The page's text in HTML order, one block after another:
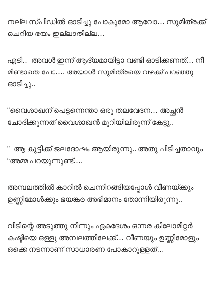
നല്ല സ്പീഡിൽ ഓടിച്ചു പോകുമോ ആവോ… സുമിത്രക്ക്
ചെറിയ ഭയം ഇല്ലാതില്ല…
എടി… അവൾ ഇന്ന് ആദ്യമായിട്ടാ വണ്ടി ഓടിക്കണത്… നീ
മിണ്ടാതെ പോ…. അയാൾ സുമിത്രയെ വഴക്ക് പറഞ്ഞു
ഓടിച്ചു..
“വൈശാഖന് പെട്ടന്നെന്താ ഒരു തലവേദന… അച്ഛൻ
ചോദിക്കുന്നത് വൈശാഖൻ മുറിയിലിരുന്ന് കേട്ടു..
” ആ കുട്ടിക്ക് ജലദോഷം ആയിരുന്നു.. അതു പിടിച്ചതാവും
“അമ്മ പറയുന്നുണ്ട്….
അമ്പലത്തിൽ കാറിൽ ചെന്നിറങ്ങിയപ്പോൾ വീണയ്ക്കും
ഉണ്ണിമോൾക്കും ഭയങ്കര അഭിമാനം തോന്നിയിരുന്നു..
വീടിന്റെ അടുത്തു നിന്നും ഏകദേശം ഒന്നര കിലോമീറ്റർ
കഷ്ടിയെ ഒള്ളു അമ്പലത്തിലേക്ക്… വീണയും ഉണ്ണിമോളും
ഒക്കെ നടന്നാണ് സാധാരണ പോകാറുള്ളത്….